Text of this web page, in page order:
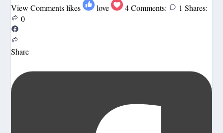
View Comments likes love 4 Comments: 1 Shares:
0
Share